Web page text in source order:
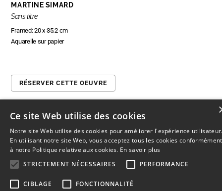
MARTINE SIMARD
Sans titre
Framed: 20 x 35.2 cm
Aquarelle sur papier
RÉSERVER CETTE OEUVRE
© 2026L'Artothèque Haut↑
Ce site Web utilise des cookies
Notre site Web utilise des cookies pour améliorer l'expérience
En utilisant notre site Web, vous acceptez tous les cookies conformément
à notre Politique relative aux cookies. En savoir plus
STRICTEMENT NÉCESSAIRES
PERFORMANCE
CIBLAGE FONCTIONNALITÉ